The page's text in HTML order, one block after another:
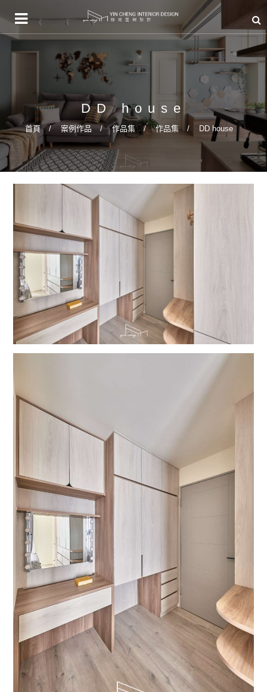
DD house
首頁 案例作品 作品集 作品集 DD house